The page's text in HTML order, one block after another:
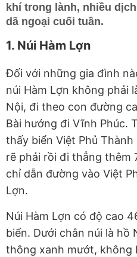
khí trong lành, nhiều
dã ngoại cuối tuần.
1. Núi Hàm Lợn
Đối với những gia đình
núi Hàm Lợn không phải
Nội, đi theo con đường
Bài hướng đi Vĩnh Phúc.
thấy biển Việt Phủ
rẽ phải rồi đi thẳng thêm
chỉ dẫn đường vào Việt
Lợn.
Núi Hàm Lợn có độ cao
biển. Dưới chân núi là hồ
thông xanh mướt, không